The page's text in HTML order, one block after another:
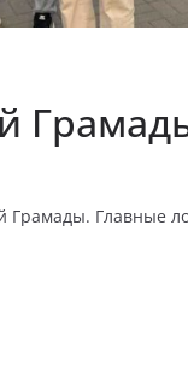
Грамады. Главные